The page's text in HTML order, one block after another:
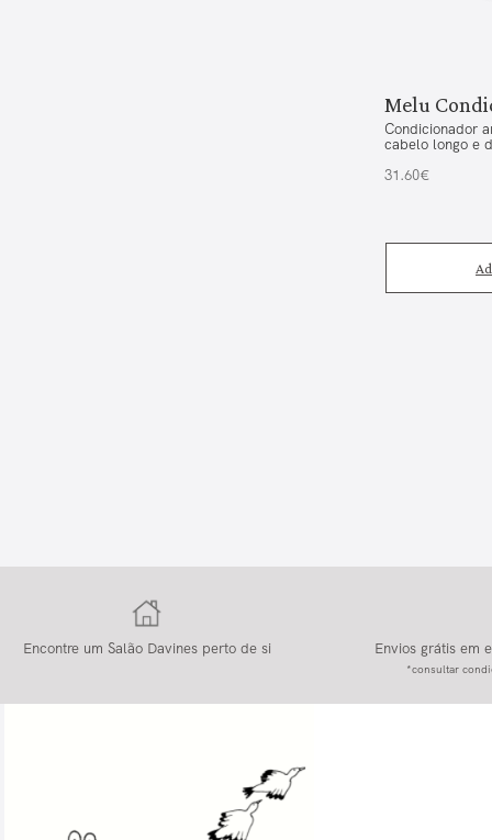
Melu
Condicionador
cabelo longo e
31.60€
Encontre um Salão Davines perto de si Envios grátis em
*consultar